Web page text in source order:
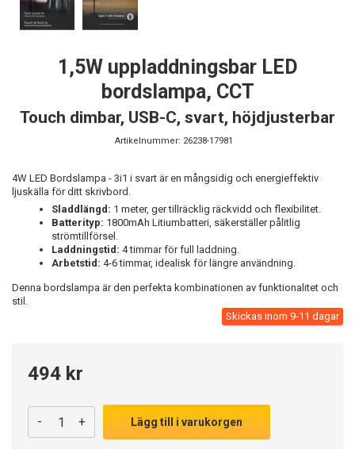
1,5W uppladdningsbar LED
bordslampa, CCT
Touch dimbar, USB-C, svart, höjdjusterbar
Artikelnummer: 26238-17981
4W LED Bordslampa - 3i1 i svart är en mångsidig och energieffektiv
ljuskälla för ditt skrivbord.
Sladdlängd: 1 meter, ger tillräcklig räckvidd och flexibilitet.
Batterityp: 1800mAh Litiumbatteri, säkerställer pålitlig
strömtillförsel.
Laddningstid: 4 timmar för full laddning.
Arbetstid: 4-6 timmar, idealisk för längre användning.
Denna bordslampa är den perfekta kombinationen av funktionalitet och
stil.
Skickas inom 9-11 dagar
494 kr
- + Lägg till i varukorgen